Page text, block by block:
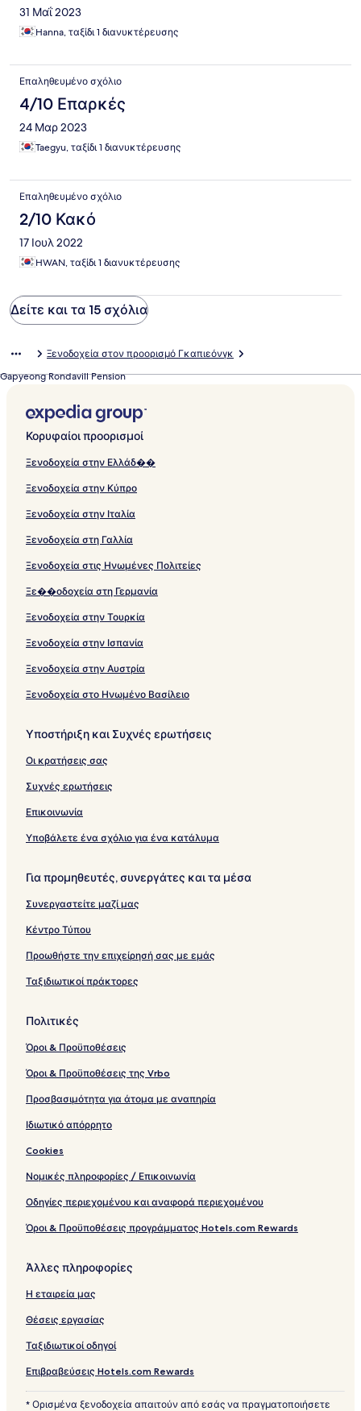
31 Μαΐ 2023
Hanna, ταξίδι 1 διανυκτέρευσης
Επαληθευμένο σχόλιο
4/10 Επαρκές
24 Μαρ 2023
Taegyu, ταξίδι 1 διανυκτέρευσης
Επαληθευμένο σχόλιο
2/10 Κακό
17 Ιουλ 2022
HWAN, ταξίδι 1 διανυκτέρευσης
Δείτε και τα 15 σχόλια
Ξενοδοχεία στον προορισμό Γκαπιεόνγκ
Gapyeong Rondavill Pension
Κορυφαίοι προορισμοί
Ξενοδοχεία στην Ελλάδ��
Ξενοδοχεία στην Κύπρο
Ξενοδοχεία στην Ιταλία
Ξενοδοχεία στη Γαλλία
Ξενοδοχεία στις Ηνωμένες Πολιτείες
Ξε��οδοχεία στη Γερμανία
Ξενοδοχεία στην Τουρκία
Ξενοδοχεία στην Ισπανία
Ξενοδοχεία στην Αυστρία
Ξενοδοχεία στο Ηνωμένο Βασίλειο
Υποστήριξη και Συχνές ερωτήσεις
Οι κρατήσεις σας
Συχνές ερωτήσεις
Επικοινωνία
Υποβάλετε ένα σχόλιο για ένα κατάλυμα
Για προμηθευτές, συνεργάτες και τα μέσα
Συνεργαστείτε μαζί μας
Κέντρο Τύπου
Προωθήστε την επιχείρησή σας με εμάς
Ταξιδιωτικοί πράκτορες
Πολιτικές
Όροι & Προϋποθέσεις
Όροι & Προϋποθέσεις της Vrbo
Προσβασιμότητα για άτομα με αναπηρία
Ιδιωτικό απόρρητο
Cookies
Νομικές πληροφορίες / Επικοινωνία
Οδηγίες περιεχομένου και αναφορά περιεχομένου
Όροι & Προϋποθέσεις προγράμματος Hotels.com Rewards
Άλλες πληροφορίες
Η εταιρεία μας
Θέσεις εργασίας
Ταξιδιωτικοί οδηγοί
Επιβραβεύσεις Hotels.com Rewards
* Ορισμένα ξενοδοχεία απαιτούν από εσάς να πραγματοποιήσετε